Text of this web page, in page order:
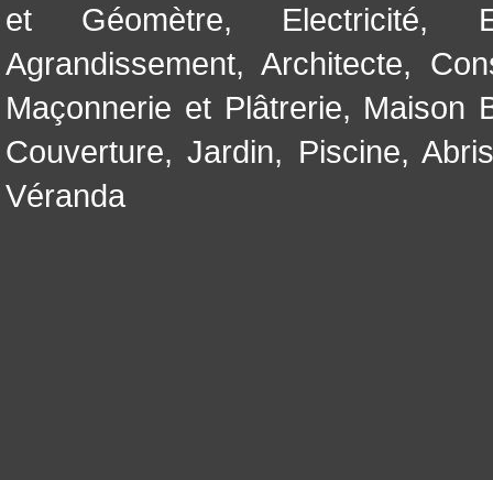
et Géomètre, Electricité,
Agrandissement, Architecte,
Maçonnerie et Plâtrerie, Maison
Couverture,Jardin, Piscine,
Véranda